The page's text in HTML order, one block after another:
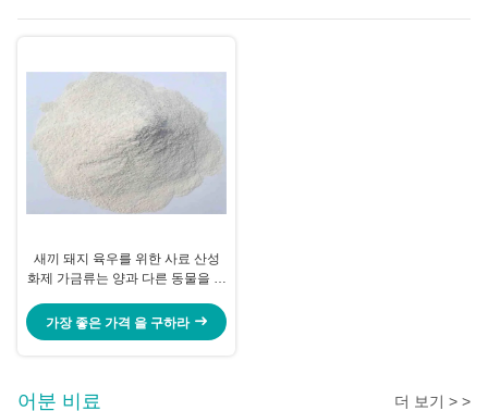
새끼 돼지 육우를 위한 사료 산성
화제 가금류는 양과 다른 동물을 위
가장 좋은 가격 을 구하라
어분 비료 더 보기 > >